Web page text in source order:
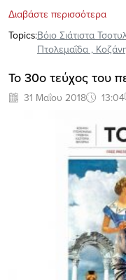
Διαβάστε περισσότερα
Topics:Βόιο Σιάτιστα
Πτολεμαΐδα ,
Το 30ο τεύχος του
31 Μαΐου 2018 13:04